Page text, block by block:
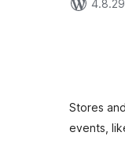
4.8.29
Stores
events,